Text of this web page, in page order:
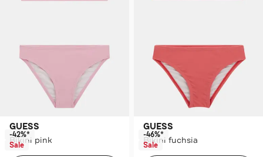
GUESS
Bikini pink
-42%*
Sale
GUESS
Bikini fuchsia
-46%*
Sale